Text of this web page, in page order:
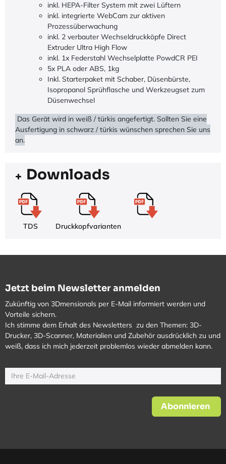
inkl. HEPA-Filter System mit zwei Lüftern
inkl. integrierte WebCam zur aktiven
Prozessüberwachung
inkl. 2 verbauter Wechseldruckköpfe Direct
Extruder Ultra High Flow
inkl. 1x Federstahl Wechselplatte PowdCR PEI
5x PLA oder ABS, 1kg
Inkl. Starterpaket mit Schaber, Düsenbürste,
Isopropanol Sprühflasche und Werkzeugset zum
Düsenwechsel
Das Gerät wird in weiß / türkis angefertigt. Sollten Sie eine
Ausfertigung in schwarz / türkis wünschen sprechen Sie uns
an.
Downloads
TDS Druckkopfvarianten
Jetzt beim Newsletter anmelden
Zukünftig von 3Dmensionals per E-Mail informiert werden und
Vorteile sichern.
Ich stimme dem Erhalt des Newsletters zu den Themen: 3D-
Drucker, 3D-Scanner, Materialien und Zubehör ausdrücklich zu und
weiß, dass ich mich jederzeit problemlos wieder abmelden kann.
Abonnieren